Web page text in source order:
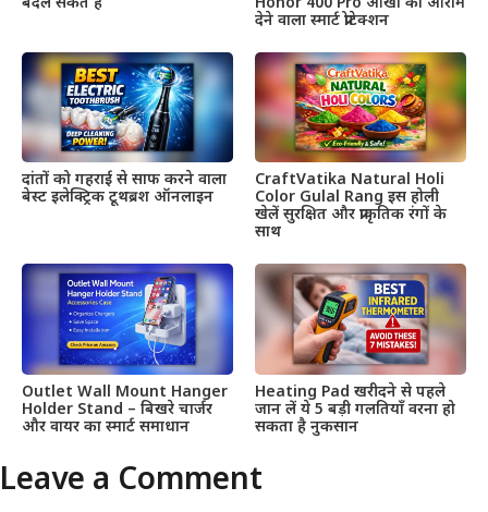
देने वाला स्मार्ट प्रोटेक्शन
दांतों को गहराई से साफ करने वाला
बेस्ट इलेक्ट्रिक टूथब्रश ऑनलाइन
CraftVatika Natural Holi
Color Gulal Rang इस होली
खेलें सुरक्षित और प्राकृतिक रंगों के
साथ
Outlet Wall Mount Hanger
Holder Stand – बिखरे चार्जर
और वायर का स्मार्ट समाधान
Heating Pad खरीदने से पहले
जान लें ये 5 बड़ी गलतियाँ वरना हो
सकता है नुकसान
Leave a Comment